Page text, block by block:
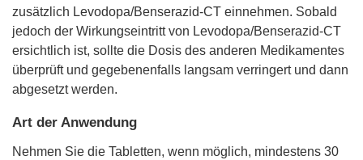
zusätzlich Levodopa/Benserazid-CT einnehmen. Sobald
jedoch der Wirkungseintritt von Levodopa/Benserazid-CT
ersichtlich ist, sollte die Dosis des anderen Medikamentes
überprüft und gegebenenfalls langsam verringert und dann
abgesetzt werden.
Art der Anwendung
Nehmen Sie die Tabletten, wenn möglich, mindestens 30